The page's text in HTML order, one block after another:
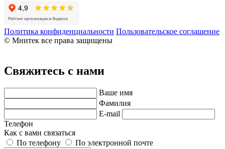
Политика конфиденциальности Пользовательское соглашение
© Мнитек все права защищены
Свяжитесь с нами
Ваше имя
Фамилия
E-mail
Телефон
Как с вами связаться
По телефону
По электронной почте